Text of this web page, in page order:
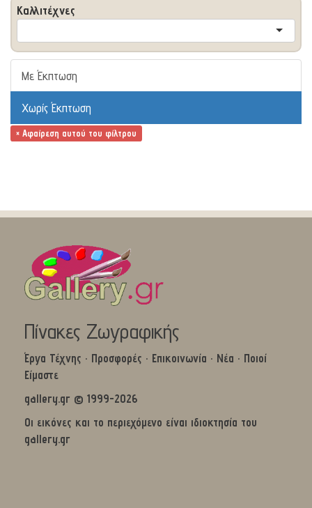
Καλλιτέχνες
Με Έκπτωση
Χωρίς Έκπτωση
× Αφαίρεση αυτού του φίλτρου
Πίνακες Ζωγραφικής
Έργα Τέχνης · Προσφορές · Επικοινωνία · Νέα · Ποιοί
Είμαστε
gallery.gr © 1999-2026
Οι εικόνες και το περιεχόμενο είναι ιδιοκτησία του
gallery.gr